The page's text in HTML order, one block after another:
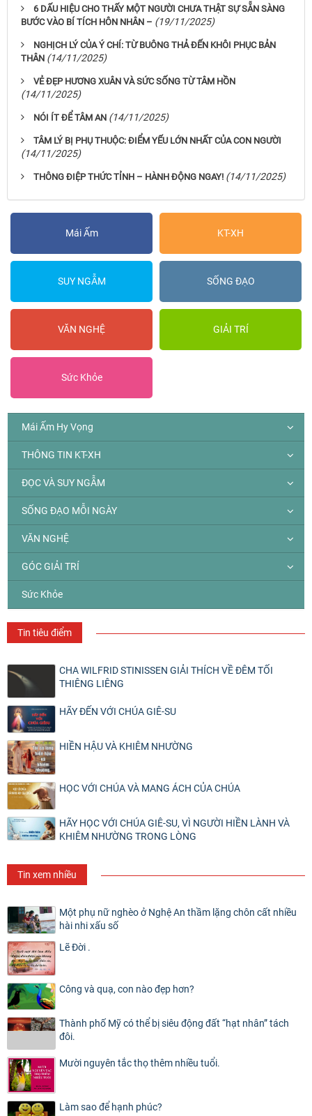
6 DẤU HIỆU CHO THẤY MỘT NGƯỜI CHƯA THẬT SỰ SẴN SÀNG
BƯỚC VÀO BÍ TÍCH HÔN NHÂN – (19/11/2025)
NGHỊCH LÝ CỦA Ý CHÍ: TỪ BUÔNG THẢ ĐẾN KHÔI PHỤC BẢN
THÂN (14/11/2025)
VẺ ĐẸP HƯƠNG XUÂN VÀ SỨC SỐNG TỪ TÂM HỒN
(14/11/2025)
NÓI ÍT ĐỂ TÂM AN (14/11/2025)
TÂM LÝ BỊ PHỤ THUỘC: ĐIỂM YẾU LỚN NHẤT CỦA CON NGƯỜI
(14/11/2025)
THÔNG ĐIỆP THỨC TỈNH – HÀNH ĐỘNG NGAY! (14/11/2025)
Mái Ấm KT-XH
SUY NGẪM SỐNG ĐẠO
VĂN NGHỆ GIẢI TRÍ
Sức Khỏe
Mái Ấm Hy Vọng
THÔNG TIN KT-XH
ĐỌC VÀ SUY NGẪM
SỐNG ĐẠO MỖI NGÀY
VĂN NGHỆ
GÓC GIẢI TRÍ
Sức Khỏe
Tin tiêu điểm
CHA WILFRID STINISSEN GIẢI THÍCH VỀ ĐÊM TỐI
THIÊNG LIÊNG
HÃY ĐẾN VỚI CHÚA GIÊ-SU
HIỀN HẬU VÀ KHIÊM NHƯỜNG
HỌC VỚI CHÚA VÀ MANG ÁCH CỦA CHÚA
HÃY HỌC VỚI CHÚA GIÊ-SU, VÌ NGƯỜI HIỀN LÀNH VÀ
KHIÊM NHƯỜNG TRONG LÒNG
Tin xem nhiều
Một phụ nữ nghèo ở Nghệ An thầm lặng chôn cất nhiều
hài nhi xấu số
Lẽ Đời .
Công và quạ, con nào đẹp hơn?
Thành phố Mỹ có thể bị siêu động đất “hạt nhân” tách
đôi.
Mười nguyên tắc thọ thêm nhiều tuổi.
Làm sao để hạnh phúc?